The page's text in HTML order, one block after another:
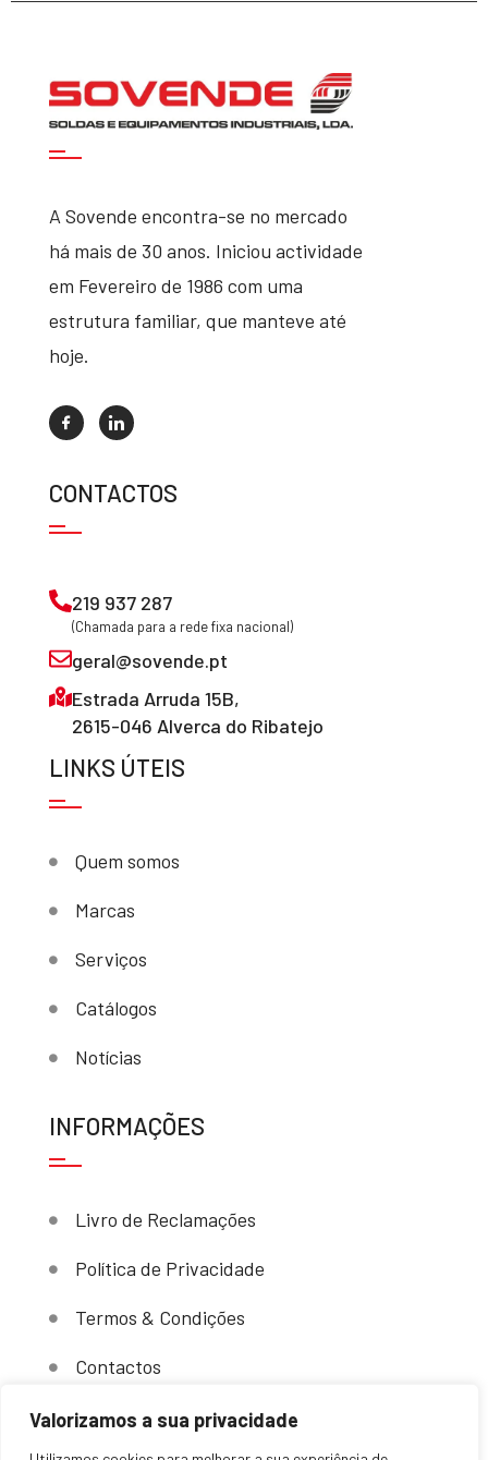
Valorizamos a sua privacidade
A Sovende encontra-se no mercado
há mais de 30 anos. Iniciou actividade
em Fevereiro de 1986 com uma
estrutura familiar, que manteve até
hoje.
CONTACTOS
219 937 287
(Chamada para a rede fixa nacional)
geral@sovende.pt
Estrada Arruda 15B,
2615-046 Alverca do Ribatejo
LINKS ÚTEIS
Quem somos
Marcas
Serviços
Catálogos
Notícias
INFORMAÇÕES
Livro de Reclamações
Política de Privacidade
Termos & Condições
Contactos